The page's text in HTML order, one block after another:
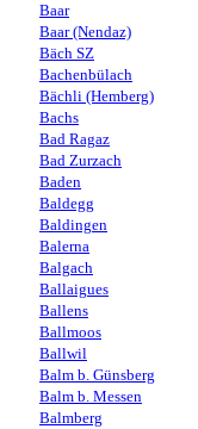
Baar
Baar (Nendaz)
Bäch SZ
Bachenbülach
Bächli (Hemberg)
Bachs
Bad Ragaz
Bad Zurzach
Baden
Baldegg
Baldingen
Balerna
Balgach
Ballaigues
Ballens
Ballmoos
Ballwil
Balm b. Günsberg
Balm b. Messen
Balmberg